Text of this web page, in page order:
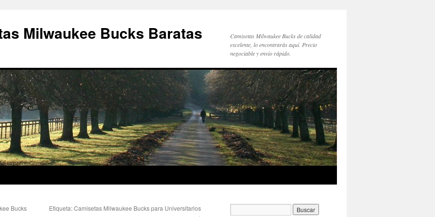
Milwaukee Bucks Baratas
Camisetas Milwaukee Bucks de calidad
excelente, lo encontrarás aquí. Precio
negociable y envío rápido.
Bucks
Etiqueta: Camisetas Milwaukee Bucks para Universitarios